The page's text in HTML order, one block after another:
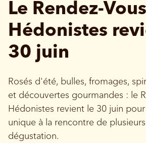
Le Rendez-
Hédonistes
30 juin
Rosés d'été, bulles, fromages,
et découvertes gourmandes : le
Hédonistes revient le 30 juin
unique à la rencontre de
dégustation.